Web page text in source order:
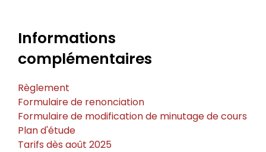
Informations
complémentaires
Règlement
Formulaire de renonciation
Formulaire de modification de minutage de cours
Plan d'étude
Tarifs dès août 2025